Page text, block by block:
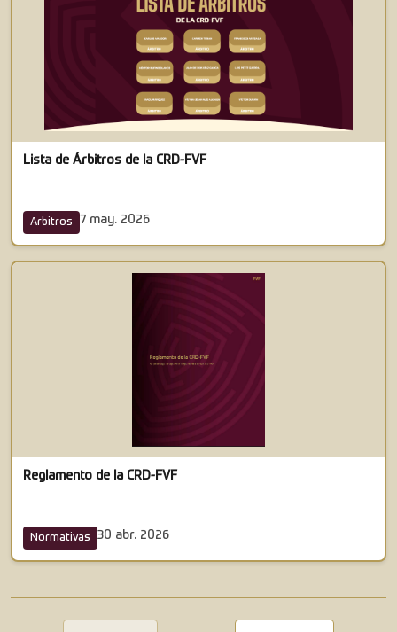
Lista de Árbitros de la CRD-FVF
Arbitros 7 may. 2026
Reglamento de la CRD-FVF
Normativas 30 abr. 2026